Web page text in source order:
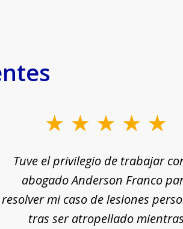
Tuve el privilegio de trabajar
abogado Anderson Franco
resolver mi caso de lesiones
tras ser atropellado mientras